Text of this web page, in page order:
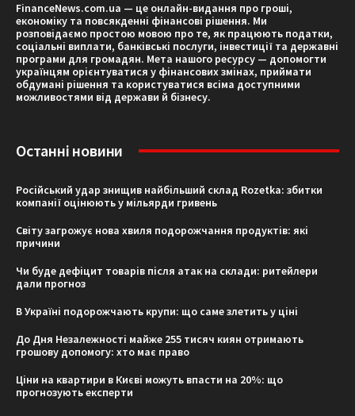
FinanceNews.com.ua — це онлайн-видання про гроші,
економіку та повсякденні фінансові рішення. Ми
розповідаємо простою мовою про те, як працюють податки,
соціальні виплати, банківські послуги, інвестиції та державні
програми для громадян. Мета нашого ресурсу — допомогти
українцям орієнтуватися у фінансових змінах, приймати
обдумані рішення та користуватися всіма доступними
можливостями від держави й бізнесу.
Останні новини
Російський удар знищив найбільший склад Rozetka: збитки
компанії оцінюють у мільярди гривень
Світу загрожує нова хвиля подорожчання продуктів: які
причини
Чи буде дефіцит товарів після атак на склади: ритейлери
дали прогноз
В Україні подорожчають крупи: що саме злетить у ціні
До Дня Незалежності майже 255 тисяч киян отримають
грошову допомогу: хто має право
Ціни на квартири в Києві можуть впасти на 20%: що
прогнозують експерти